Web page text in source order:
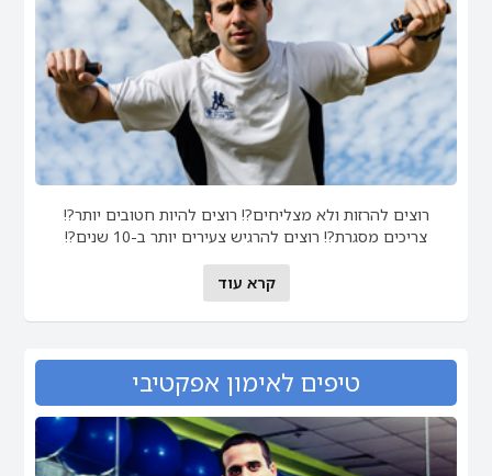
רוצים להרזות ולא מצליחים?! רוצים להיות חטובים יותר?!
צריכים מסגרת?! רוצים להרגיש צעירים יותר ב-10 שנים?!
קרא עוד
טיפים לאימון אפקטיבי